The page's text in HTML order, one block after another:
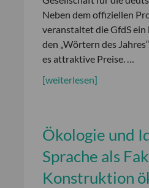
Neben dem offiziellen
veranstaltet die GfdS ein
den „Wörtern des
es attraktive Preise. …
[weiterlesen]
Ökologie und
Sprache als
Konstruktion